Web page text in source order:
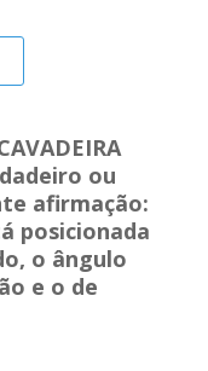
ou
afirmação:
posicionada
o ângulo
e o de